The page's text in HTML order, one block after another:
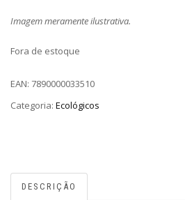
Imagem meramente ilustrativa.
Fora de estoque
EAN: 7890000033510
Categoria: Ecológicos
DESCRIÇÃO